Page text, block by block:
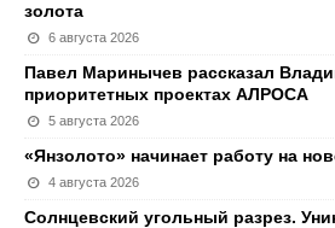
золота
6 августа 2026
Павел Маринычев рассказал
приоритетных проектах АЛРОСА
5 августа 2026
«Янзолото» начинает работу на
4 августа 2026
Солнцевский угольный разрез.